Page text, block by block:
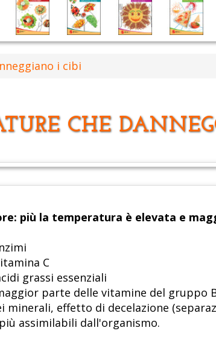
i cibi
CHE
più la temperatura è elevata e
C
grassi essenziali
parte delle vitamine del gruppo
minerali, effetto di decelazione
assimilabili dall'organismo.